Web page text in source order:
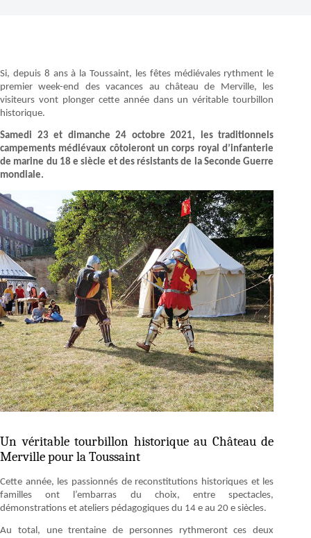
Si, depuis 8 ans à la Toussaint, les fêtes médiévales rythment le
premier week-end des vacances au château de Merville, les
visiteurs vont plonger cette année dans un véritable tourbillon
historique.
Samedi 23 et dimanche 24 octobre 2021, les traditionnels
campements médiévaux côtoieront un corps royal d’infanterie
de marine du 18 e siècle et des résistants de la Seconde Guerre
mondiale.
Un véritable tourbillon historique au Château de
Merville pour la Toussaint
Cette année, les passionnés de reconstitutions historiques et les
familles ont l’embarras du choix, entre spectacles,
démonstrations et ateliers pédagogiques du 14 e au 20 e siècles.
Au total, une trentaine de personnes rythmeront ces deux